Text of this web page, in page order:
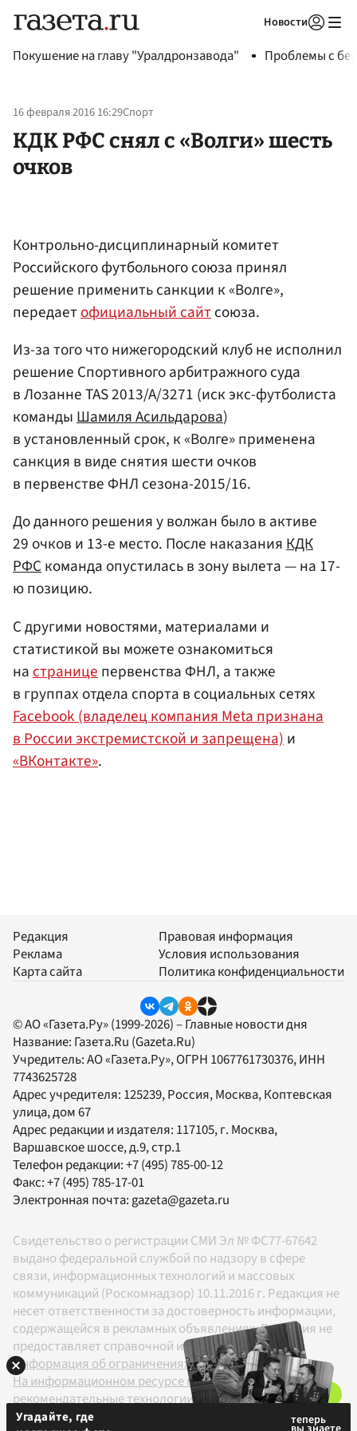
Новости
Покушение на главу "Уралдронзавода" Проблемы с
16 февраля 2016 16:29Спорт
КДК РФС снял с «Волги» шесть
очков
Контрольно-дисциплинарный комитет
Российского футбольного союза принял
решение применить санкции к «Волге»,
передаетофициальный сайтсоюза.
Из-за того что нижегородский клуб не исполнил
решение Спортивного арбитражного суда
в Лозанне TAS 2013/A/3271 (иск экс-футболиста
командыШамиля Асильдарова)
в установленный срок, к «Волге» применена
санкция в виде снятия шести очков
в первенстве ФНЛ сезона-2015/16.
До данного решения у волжан было в активе
29 очков и 13-е место. После наказанияКДК
РФСкоманда опустилась в зону вылета — на 17-
ю позицию.
С другими новостями, материалами и
статистикой вы можете ознакомиться
на странице первенства ФНЛ, а также
в группах отдела спорта в социальных сетях
Facebook (владелец компания Meta признана
в России экстремистской и запрещена) и
«ВКонтакте».
Редакция
Реклама
Карта сайта
Правовая информация
Условия использования
Политика конфиденциальности
© АО «Газета.Ру» (1999-2026) – Главные новости дня
Название: Газета.Ru (Gazeta.Ru)
Учредитель:АО «Газета.Ру», ОГРН 1067761730376, ИНН
7743625728
Адрес учредителя: 125239, Россия, Москва, Коптевская
улица, дом 67
Адрес редакции и издателя: 117105, г. Москва,
Варшавское шоссе, д.9, стр.1
Телефон редакции:+7 (495) 785-00-12
Факс:+7 (495) 785-17-01
Электронная почта:gazeta@gazeta.ru
Свидетельство о регистрации СМИ Эл № ФС77-67642
выдано федеральной службой по надзору в сфере
связи, информационных технологий и массовых
коммуникаций (Роскомнадзор) 10.11.2016 г. Редакция не
несет ответственности за достоверность информации,
содержащейся в рекламных объявлениях. Редакция не
предоставляет справочной информации.
Информация об ограничениях
На информационном ресурсе применяются
рекомендательные технологии в соответствии с
Правилами
Угадайте, где